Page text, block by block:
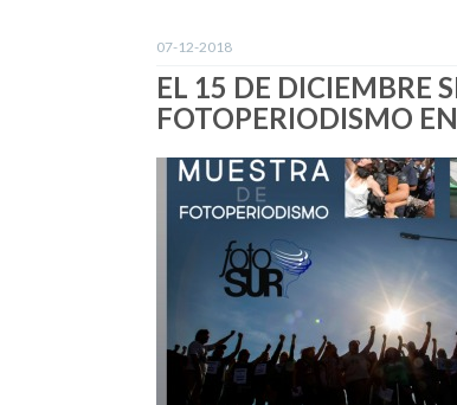
07-12-2018
EL 15 DE DICIEMBRE
FOTOPERIODISMO